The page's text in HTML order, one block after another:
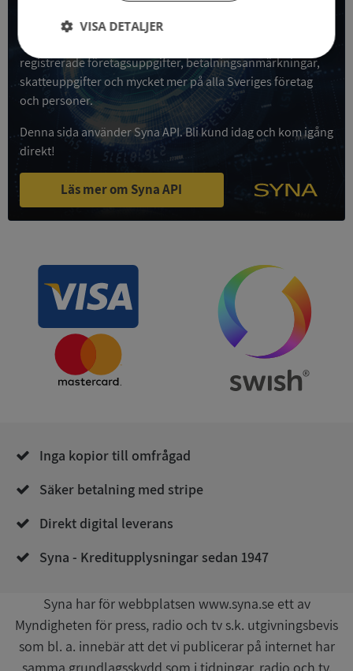
Syna API är ett blixtsnabbt API där du kan hämta
registrerade företagsuppgifter, betalningsanmärkningar,
skatteuppgifter och mycket mer på alla Sveriges företag
och personer.
Denna sida använder Syna API. Bli kund idag och kom igång
direkt!
Läs mer om Syna API
Inga kopior till omfrågad
Säker betalning med stripe
Direkt digital leverans
Syna - Kreditupplysningar sedan 1947
Syna har för webbplatsen www.syna.se ett av
Myndigheten för press, radio och tv s.k. utgivningsbevis
som bl. a. innebär att det vi publicerar på internet har
samma grundlagsskydd som i tidningar, radio och tv.
VISA DETALJER
Strikt
nödvändigt
Prestanda Inriktning
Funktioner Oklassificerade
Funktioner
Strikt nödvändiga kakor tillåter
kärnwebbplatsfunktioner som användarinloggning
och kontohantering. Webbplatsen kan inte
användas ordentligt utan strikt nödvändiga cookies.
Namn
Leverantör/
Domän
VISITOR_PRIVACY_METADATA
YouTube
.youtube.com
5 månader
Privacy Policy